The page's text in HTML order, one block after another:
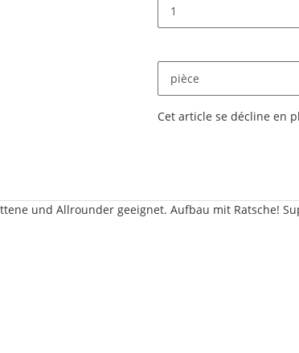
pièce
x
Cet article se décline en
und Allrounder geeignet. Aufbau mit Ratsche!